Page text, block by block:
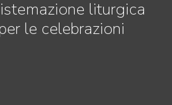
liturgica
le celebrazioni